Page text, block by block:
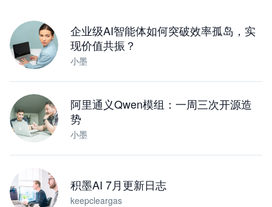
企业级AI智能体如何突破效率孤岛，实
现价值共振？
小墨
阿里通义Qwen模组：一周三次开源造
势
小墨
积墨AI 7月更新日志
keepcleargas